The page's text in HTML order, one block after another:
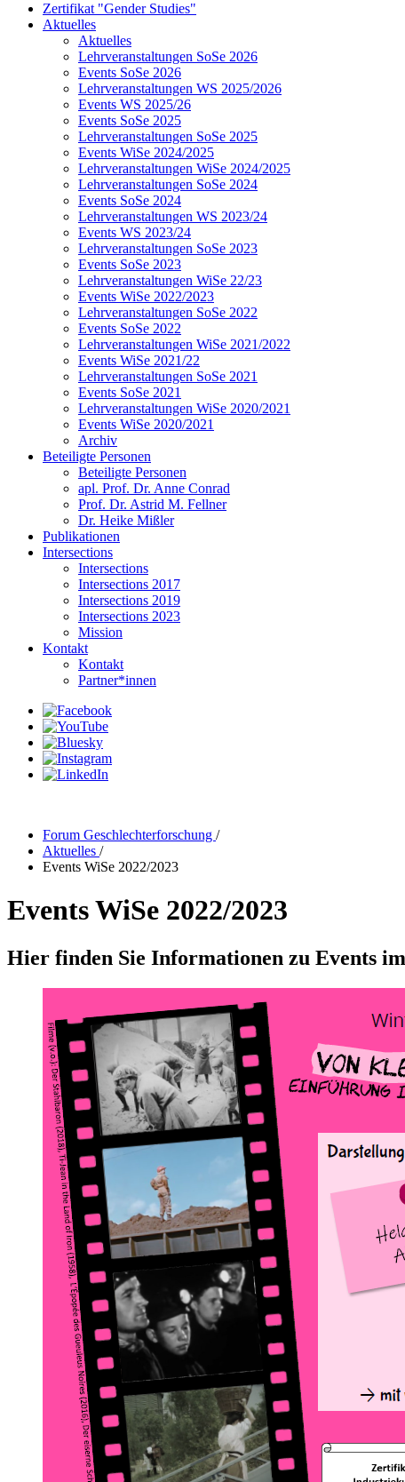
Zertifikat "Gender Studies"
Aktuelles
Aktuelles
Lehrveranstaltungen SoSe 2026
Events SoSe 2026
Lehrveranstaltungen WS 2025/2026
Events WS 2025/26
Events SoSe 2025
Lehrveranstaltungen SoSe 2025
Events WiSe 2024/2025
Lehrveranstaltungen WiSe 2024/2025
Lehrveranstaltungen SoSe 2024
Events SoSe 2024
Lehrveranstaltungen WS 2023/24
Events WS 2023/24
Lehrveranstaltungen SoSe 2023
Events SoSe 2023
Lehrveranstaltungen WiSe 22/23
Events WiSe 2022/2023
Lehrveranstaltungen SoSe 2022
Events SoSe 2022
Lehrveranstaltungen WiSe 2021/2022
Events WiSe 2021/22
Lehrveranstaltungen SoSe 2021
Events SoSe 2021
Lehrveranstaltungen WiSe 2020/2021
Events WiSe 2020/2021
Archiv
Beteiligte Personen
Beteiligte Personen
apl. Prof. Dr. Anne Conrad
Prof. Dr. Astrid M. Fellner
Dr. Heike Mißler
Publikationen
Intersections
Intersections
Intersections 2017
Intersections 2019
Intersections 2023
Mission
Kontakt
Kontakt
Partner*innen
Forum Geschlechterforschung /
Aktuelles /
Events WiSe 2022/2023
Events WiSe 2022/2023
Hier finden Sie Informationen zu Events